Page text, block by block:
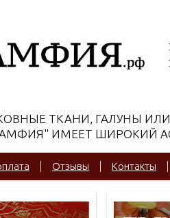
ТКАНИ, ГАЛУНЫ
ИМЕЕТ ШИРОКИЙ
Отзывы Контакты